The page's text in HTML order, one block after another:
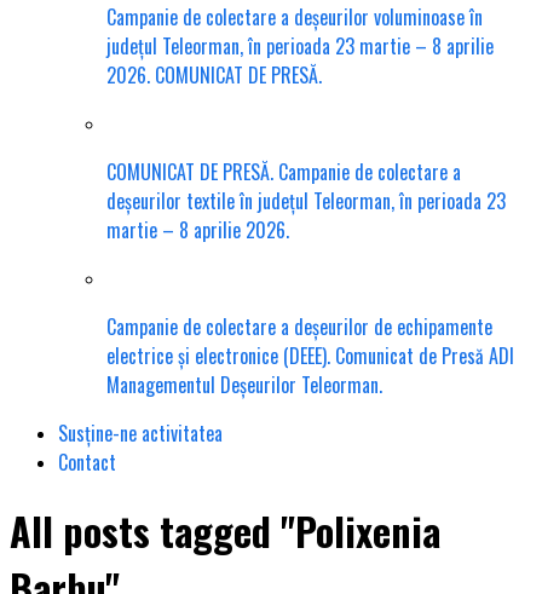
Campanie de colectare a deșeurilor voluminoase în
județul Teleorman, în perioada 23 martie – 8 aprilie
2026. COMUNICAT DE PRESĂ.
COMUNICAT DE PRESĂ. Campanie de colectare a
deșeurilor textile în județul Teleorman, în perioada 23
martie – 8 aprilie 2026.
Campanie de colectare a deșeurilor de echipamente
electrice și electronice (DEEE). Comunicat de Presă ADI
Managementul Deșeurilor Teleorman.
Susține-ne activitatea
Contact
All posts tagged "Polixenia